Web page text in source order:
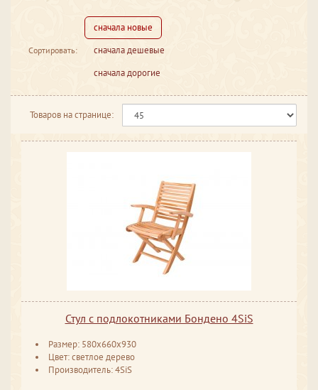
Сортировать:
сначала новые
сначала дешевые
сначала дорогие
Товаров на странице:
Стул с подлокотниками Бондено 4SiS
Размер: 580x660x930
Цвет: светлое дерево
Производитель: 4SiS